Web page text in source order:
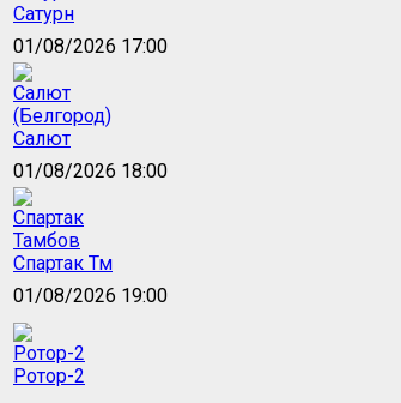
Сатурн
01/08/2026 17:00
Салют
01/08/2026 18:00
Спартак Тм
01/08/2026 19:00
Ротор-2